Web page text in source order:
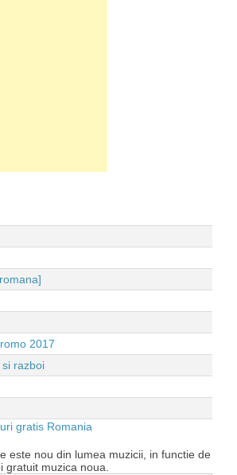
2017
razboi
este nou din lumea muzicii, in functie de
gratuit muzica noua.